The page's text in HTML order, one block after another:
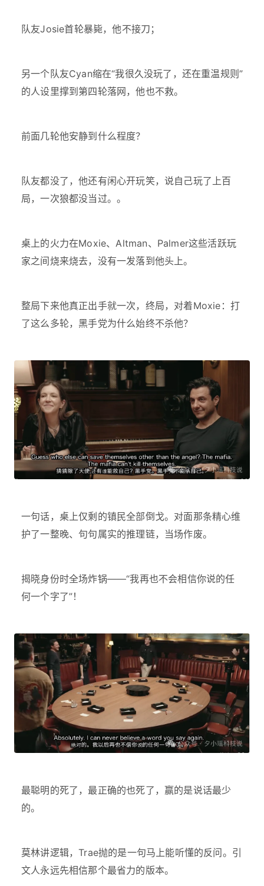
队友Josie首轮暴毙，他不接刀；
另一个队友Cyan缩在“我很久没玩了，还在重温规则”
的人设里撑到第四轮落网，他也不救。
前面几轮他安静到什么程度？
队友都没了，他还有闲心开玩笑，说自己玩了上百
局，一次狼都没当过。。
桌上的火力在Moxie、Altman、Palmer这些活跃玩
家之间烧来烧去，没有一发落到他头上。
整局下来他真正出手就一次，终局，对着Moxie：打
了这么多轮，黑手党为什么始终不杀他？
一句话，桌上仅剩的镇民全部倒戈。对面那条精心维
护了一整晚、句句属实的推理链，当场作废。
揭晓身份时全场炸锅——“我再也不会相信你说的任
何一个字了”！
最聪明的死了，最正确的也死了，赢的是说话最少
的。
莫林讲逻辑，Trae抛的是一句马上能听懂的反问。引
文人永远先相信那个最省力的版本。